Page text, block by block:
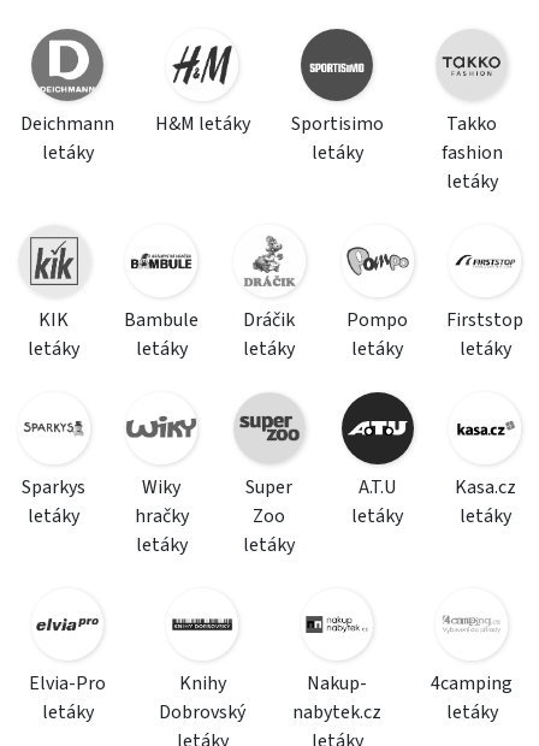
Deichmann
letáky
H&M letáky
Sportisimo
letáky
Takko
fashion
letáky
KIK
letáky
Bambule
letáky
Dráčik
letáky
Pompo
letáky
Firststop
letáky
Sparkys
letáky
Wiky
hračky
letáky
Super
Zoo
letáky
A.T.U
letáky
Kasa.cz
letáky
Elvia-Pro
letáky
Knihy
Dobrovský
letáky
Nakup-
nabytek.cz
letáky
4camping
letáky